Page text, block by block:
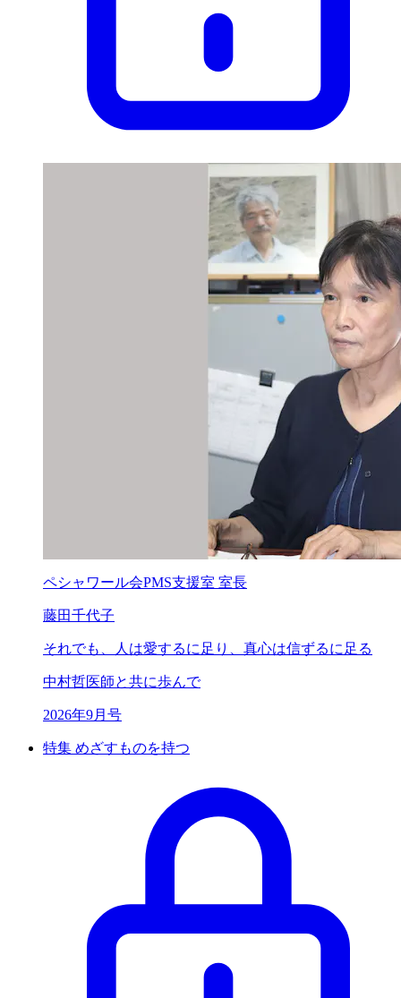
ペシャワール会PMS支援室 室長
藤田千代子
それでも、 人は愛するに足り、 真心は信ずるに足る
中村哲医師と共に歩んで
2026年9月号
特集 めざすものを持つ